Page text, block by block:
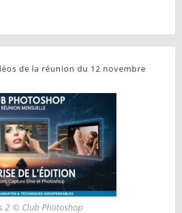
de la réunion du 12 novembre
2 © Club Photoshop